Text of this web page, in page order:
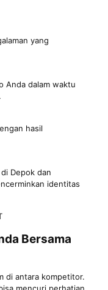
yang
Anda dalam waktu
hasil
Depok dan
identitas
Bersama
di antara kompetitor.